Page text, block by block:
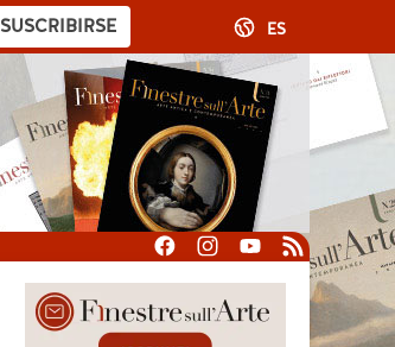
SUSCRIBIRSE ES